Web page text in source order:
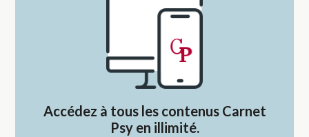
Accédez à tous les contenus Carnet
Psy en illimité.